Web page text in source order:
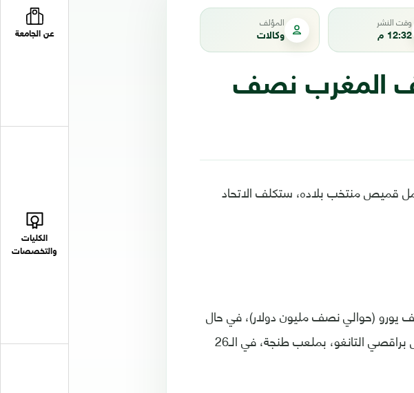
عن الجامعة
الكليات
والتخصصات
وقت النشر
12:32 م
المؤلف
وكالات
المغرب نصف
قميص منتخب بلاده، ستكلف الاتحاد
الصحيفة الإسبانية، أن الاتحاد المغربي سيدفع 450 ألف يورو (حوالي نصف مليون دولار)، في حال
مشاركة ميسي في المباراة الودية، التي ستجمع أسود الأطلس براقصي التانغو، بملعب طنجة، في الـ26